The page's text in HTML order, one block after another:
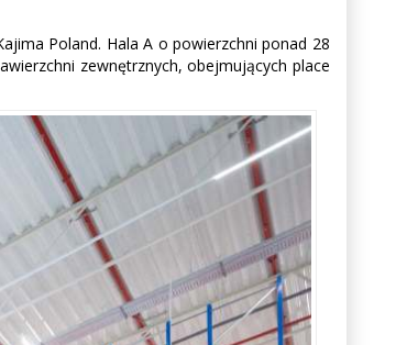
Poland. Hala A o powierzchni ponad 28
zewnętrznych, obejmujących place